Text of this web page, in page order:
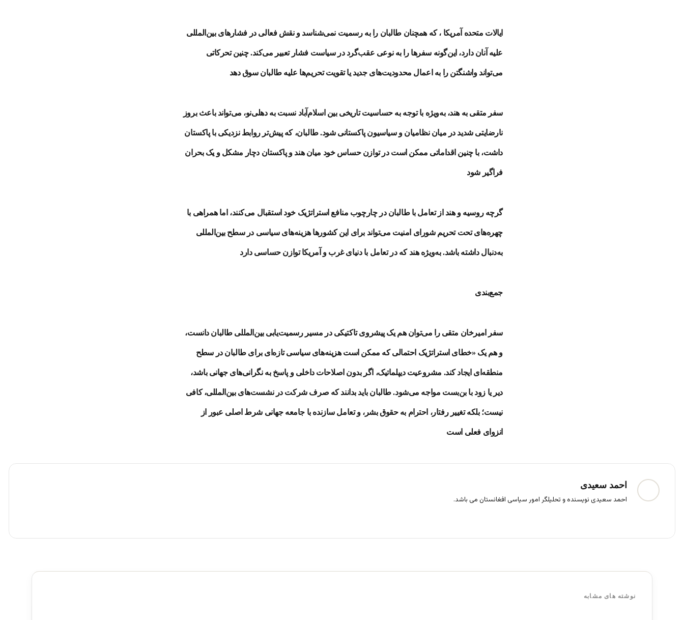
ایالات متحده آمریکا ، که همچنان طالبان را به رسمیت نمی‌شناسد و نقش فعالی در فشارهای بین‌المللی
علیه آنان دارد، این‌گونه سفرها را به نوعی عقب‌گرد در سیاست فشار تعبیر می‌کند. چنین تحرکاتی
می‌تواند واشنگتن را به اعمال محدودیت‌های جدید یا تقویت تحریم‌ها علیه طالبان سوق دهد
نارضایتی شدید در میان نظامیان و سیاسیون پاکستانی شود. طالبان، که پیش‌تر روابط نزدیکی با پاکستان
داشت، با چنین اقداماتی ممکن است در توازن حساس خود میان هند و پاکستان دچار مشکل و یک بحران
فراگیر شود
چهره‌های تحت تحریم شورای امنیت می‌تواند برای این کشورها هزینه‌های سیاسی در سطح بین‌المللی
به‌دنبال داشته باشد. به‌ویژه هند که در تعامل با دنیای غرب و آمریکا توازن حساسی دارد
جمع‌بندی
سفر امیرخان متقی را می‌توان هم یک پیشروی تاکتیکی در مسیر رسمیت‌یابی بین‌المللی طالبان دانست،
و هم یک «خطای استراتژیک احتمالی که ممکن است هزینه‌های سیاسی تازه‌ای برای طالبان در سطح
منطقه‌ای ایجاد کند. مشروعیت دیپلماتیک، اگر بدون اصلاحات داخلی و پاسخ به نگرانی‌های جهانی باشد،
دیر یا زود با بن‌بست مواجه می‌شود. طالبان باید بدانند که صرف شرکت در نشست‌های بین‌المللی، کافی
نیست؛ بلکه تغییر رفتار، احترام به حقوق بشر، و تعامل سازنده با جامعه جهانی شرط اصلی عبور از
انزوای فعلی است
احمد سعیدی
احمد سعیدی نویسنده و تحلیلگر امور سیاسی افغانستان می باشد.
بو
نوشته های مشابه